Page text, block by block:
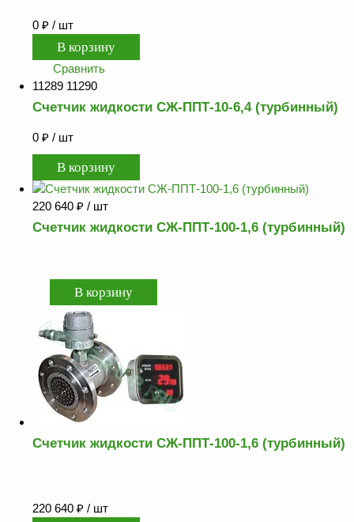
0 ₽ / шт
Сравнить
11289 11290
Счетчик жидкости СЖ-ППТ-10-6,4 (турбинный)
0 ₽ / шт
220 640 ₽ / шт
Счетчик жидкости СЖ-ППТ-100-1,6 (турбинный)
Счетчик жидкости СЖ-ППТ-100-1,6 (турбинный)
220 640 ₽ / шт